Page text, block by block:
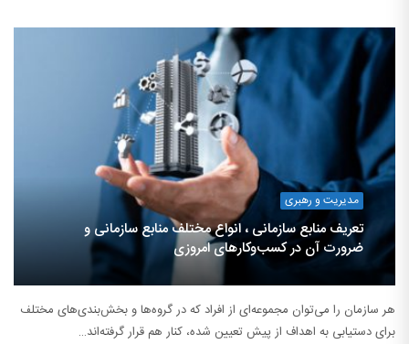
مدیریت و رهبری
تعریف منابع سازمانی ، انواع مختلف منابع سازمانی و
ضرورت آن در کسب‌وکارهای امروزی
هر سازمان را می‌توان مجموعه‌ای از افراد که در گروه‌ها و بخش‌بندی‌های مختلف
برای دستیابی به اهداف از پیش تعیین شده، کنار هم قرار گرفته‌اند…